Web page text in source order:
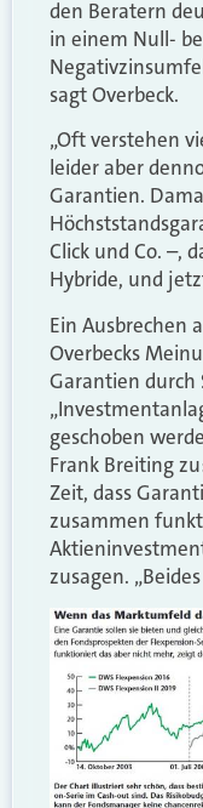
den Beratern
in einem Null-
sagt Overbeck.
„Oft verstehen
leider aber
Garantien.
Click und Co. –,
Hybride, und
Ein Ausbrechen
Overbecks
Garantien durch
geschoben
Frank Breiting
Zeit, dass
zusammen
zusagen.